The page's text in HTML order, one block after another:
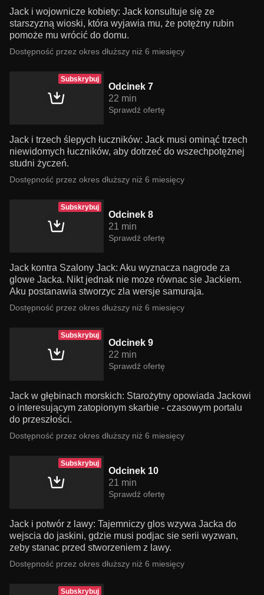
Jack i wojownicze kobiety: Jack konsultuje się ze
starszyzną wioski, która wyjawia mu, że potężny rubin
pomoże mu wrócić do domu.
Dostępność przez okres dłuższy niż 6 miesięcy
Subskrybuj
Odcinek 7
22 min
Sprawdź ofertę
Jack i trzech ślepych łuczników: Jack musi ominąć trzech
niewidomych łuczników, aby dotrzeć do wszechpotężnej
studni życzeń.
Dostępność przez okres dłuższy niż 6 miesięcy
Subskrybuj
Odcinek 8
21 min
Sprawdź ofertę
Jack kontra Szalony Jack: Aku wyznacza nagrode za
glowe Jacka. Nikt jednak nie moze równac sie Jackiem.
Aku postanawia stworzyc zla wersje samuraja.
Dostępność przez okres dłuższy niż 6 miesięcy
Subskrybuj
Odcinek 9
22 min
Sprawdź ofertę
Jack w głębinach morskich: Starożytny opowiada Jackowi
o interesującym zatopionym skarbie - czasowym portalu
do przeszłości.
Dostępność przez okres dłuższy niż 6 miesięcy
Subskrybuj
Odcinek 10
21 min
Sprawdź ofertę
Jack i potwór z lawy: Tajemniczy glos wzywa Jacka do
wejscia do jaskini, gdzie musi podjac sie serii wyzwan,
zeby stanac przed stworzeniem z lawy.
Dostępność przez okres dłuższy niż 6 miesięcy
Subskrybuj